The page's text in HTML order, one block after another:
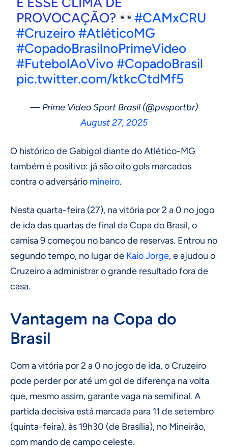
PROVOCAÇÃO?
#CAMxCRU
#Cruzeiro #AtléticoMG
#CopadoBrasilnoPrimeVideo
#FutebolAoVivo #CopadoBrasil
pic.twitter.com/ktkcCtdMf5
— Prime Video Sport Brasil (@pvsportbr)
August 27, 2025
O histórico de Gabigol diante do Atlético-MG
também é positivo: já são oito gols marcados
contra o adversário mineiro.
Nesta quarta-feira (27), na vitória por 2 a 0 no jogo
de ida das quartas de final da Copa do Brasil, o
camisa 9 começou no banco de reservas. Entrou no
segundo tempo, no lugar de Kaio Jorge, e ajudou o
Cruzeiro a administrar o grande resultado fora de
casa.
Vantagem na Copa do
Brasil
Com a vitória por 2 a 0 no jogo de ida, o Cruzeiro
pode perder por até um gol de diferença na volta
que, mesmo assim, garante vaga na semifinal. A
partida decisiva está marcada para 11 de setembro
(quinta-feira), às 19h30 (de Brasília), no Mineirão,
com mando de campo celeste.